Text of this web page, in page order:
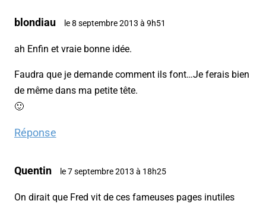
blondiau le 8 septembre 2013 à 9h51
ah Enfin et vraie bonne idée.
Faudra que je demande comment ils font…Je ferais bien
de même dans ma petite tête.
🙂
Réponse
Quentin le 7 septembre 2013 à 18h25
On dirait que Fred vit de ces fameuses pages inutiles